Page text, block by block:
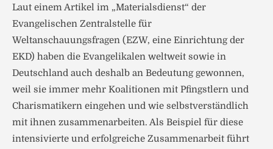
Laut einem Artikel im „Materialsdienst“ der
Evangelischen Zentralstelle für
Weltanschauungsfragen (EZW, eine Einrichtung der
EKD) haben die Evangelikalen weltweit sowie in
Deutschland auch deshalb an Bedeutung gewonnen,
weil sie immer mehr Koalitionen mit Pfingstlern und
Charismatikern eingehen und wie selbstverständlich
mit ihnen zusammenarbeiten. Als Beispiel für diese
intensivierte und erfolgreiche Zusammenarbeit führt